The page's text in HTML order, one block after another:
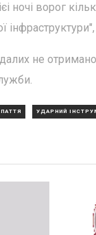
ночі ворог
не
УДАРНИЙ